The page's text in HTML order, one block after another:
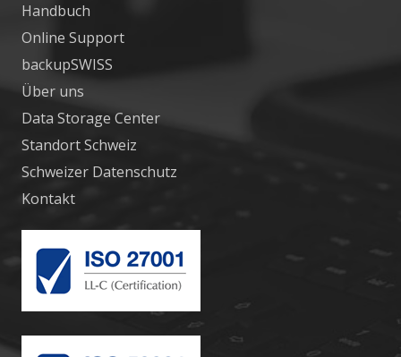
Handbuch
Online Support
backupSWISS
Über uns
Data Storage Center
Standort Schweiz
Schweizer Datenschutz
Kontakt